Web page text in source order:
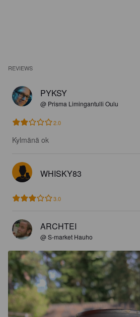
REVIEWS
PYKSY
@ Prisma Limingantulli Oulu
2.0
Kylmänä ok
WHISKY83
3.0
ARCHTEI
@ S-market Hauho